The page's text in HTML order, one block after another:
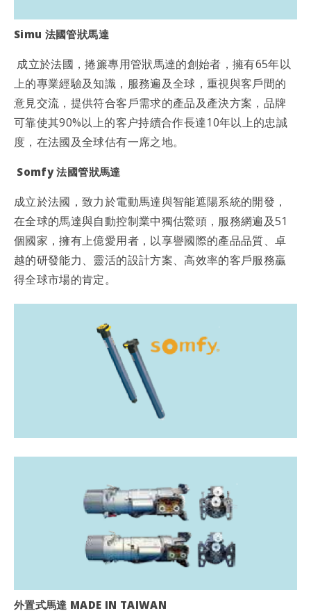
Simu 法國管狀馬達
成立於法國，捲簾專用管狀馬達的創始者，擁有65年以
上的專業經驗及知識，服務遍及全球，重視與客戶間的
意見交流，提供符合客戶需求的產品及產決方案，品牌
可靠使其90%以上的客户持續合作長達10年以上的忠誠
度，在法國及全球估有一席之地。
Somfy 法國管狀馬達
成立於法國，致力於電動馬達與智能遮陽系統的開發，
在全球的馬達與自動控制業中獨估鱉頭，服務網遍及51
個國家，擁有上億愛用者，以享譽國際的產品品質、卓
越的研發能力、靈活的設計方案、高效率的客戶服務贏
得全球市場的肯定。
外置式馬達 MADE IN TAIWAN